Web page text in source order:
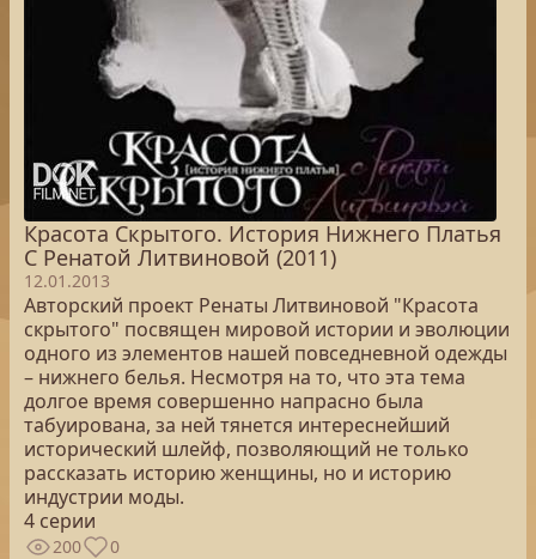
Красота Скрытого. История Нижнего Платья
С Ренатой Литвиновой (2011)
12.01.2013
Авторский проект Ренаты Литвиновой "Красота
скрытого" посвящен мировой истории и эволюции
одного из элементов нашей повседневной одежды
– нижнего белья. Несмотря на то, что эта тема
долгое время совершенно напрасно была
табуирована, за ней тянется интереснейший
исторический шлейф, позволяющий не только
рассказать историю женщины, но и историю
индустрии моды.
4 серии
200 0